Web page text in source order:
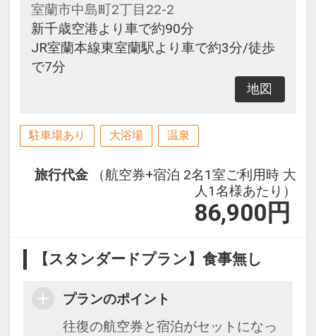
室蘭市中島町2丁目22-2
新千歳空港より車で約90分
JR室蘭本線東室蘭駅より車で約3分/徒歩
で7分
地図
駐車場あり 大浴場 温泉
旅行代金
（航空券+宿泊 2名1室ご利用時 大
人1名様あたり）
86,900 円
【スタンダードプラン】食事無し
プランのポイント
往復の航空券と宿泊がセットになっ